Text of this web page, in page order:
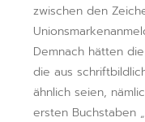
zwischen den
Demnach hätten
die aus
ähnlich seien,
ersten Buchstaben